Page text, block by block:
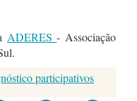
ADERES- Associação
participativos